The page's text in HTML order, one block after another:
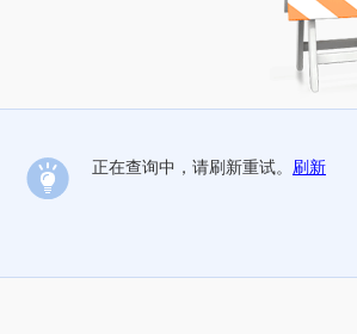
正在查询中，请刷新重试。 刷新